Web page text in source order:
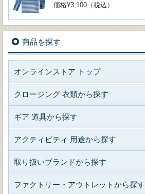
価格¥3,100（税込）
商品を探す
オンラインストア トップ
クロージング 衣類から探す
ギア 道具から探す
アクティビティ 用途から探す
取り扱いブランドから探す
ファクトリー・アウトレットから探す